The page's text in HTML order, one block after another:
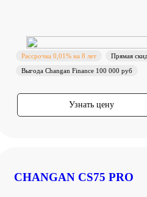
Рассрочка 0,01% на 8 лет
Прямая
Выгода Changan Finance 100 000 руб
Узнать цену
CHANGAN CS75 PRO